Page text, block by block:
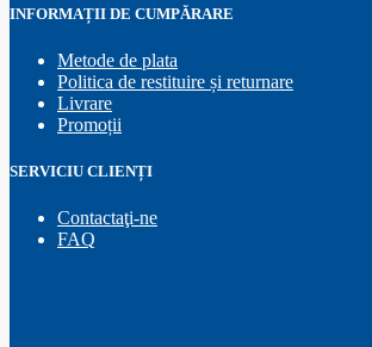
INFORMAȚII DE CUMPĂRARE
Metode de plata
Politica de restituire și returnare
Livrare
Promoții
SERVICIU CLIENȚI
Contactaţi-ne
FAQ